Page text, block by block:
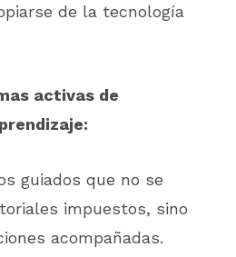
de la tecnología
activas de
guiados que no se
impuestos, sino
acompañadas.